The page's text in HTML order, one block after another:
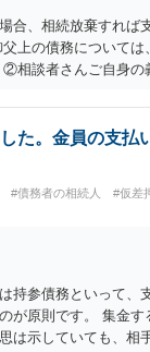
合、相続放棄すれば
上の債務については
相談者さんご自身の
ん。 そもそも、何
相続人にサインさせ
義務を相続放棄しても
て、弁護士に相談に
た。金員の支払
#債務者の相続人 #仮差
持参債務といって、
が原則です。 集金
は示していても、相